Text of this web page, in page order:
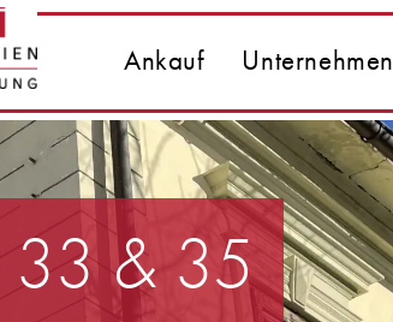
Ankauf Unternehmen
33 & 35